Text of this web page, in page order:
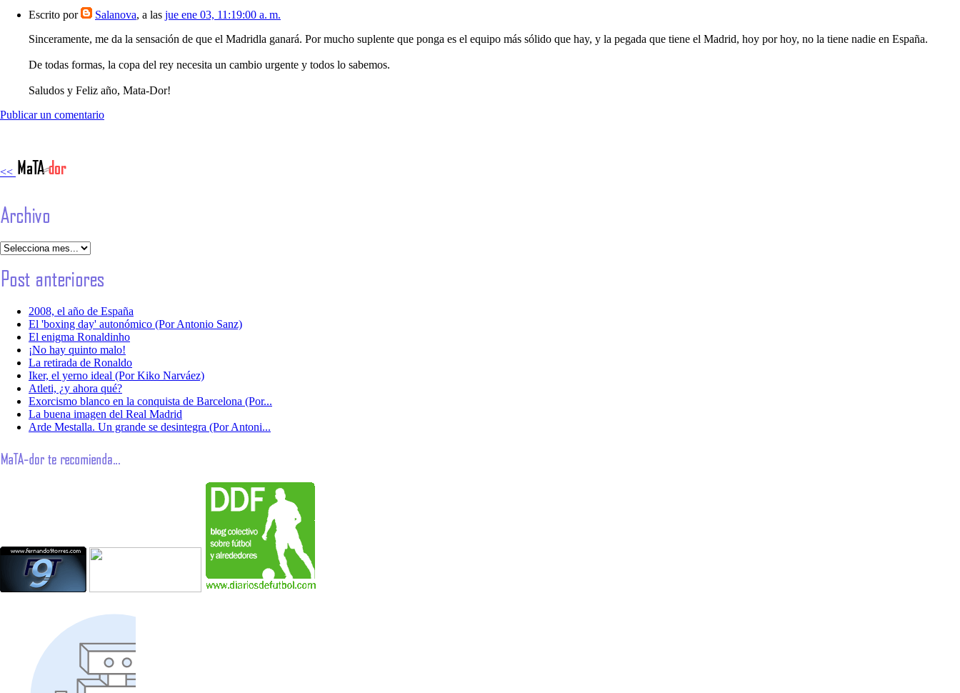
Escrito por Salanova, a las jue ene 03, 11:19:00 a. m.
Sinceramente, me da la sensación de que el Madridla ganará. Por mucho suplente que ponga es el equipo más sólido que hay, y la pegada que tiene el Madrid, hoy por hoy, no la tiene nadie en España.
De todas formas, la copa del rey necesita un cambio urgente y todos lo sabemos.
Saludos y Feliz año, Mata-Dor!
Publicar un comentario
<<
2008, el año de España
El 'boxing day' autonómico (Por Antonio Sanz)
El enigma Ronaldinho
¡No hay quinto malo!
La retirada de Ronaldo
Iker, el yerno ideal (Por Kiko Narváez)
Atleti, ¿y ahora qué?
Exorcismo blanco en la conquista de Barcelona (Por...
La buena imagen del Real Madrid
Arde Mestalla. Un grande se desintegra (Por Antoni...